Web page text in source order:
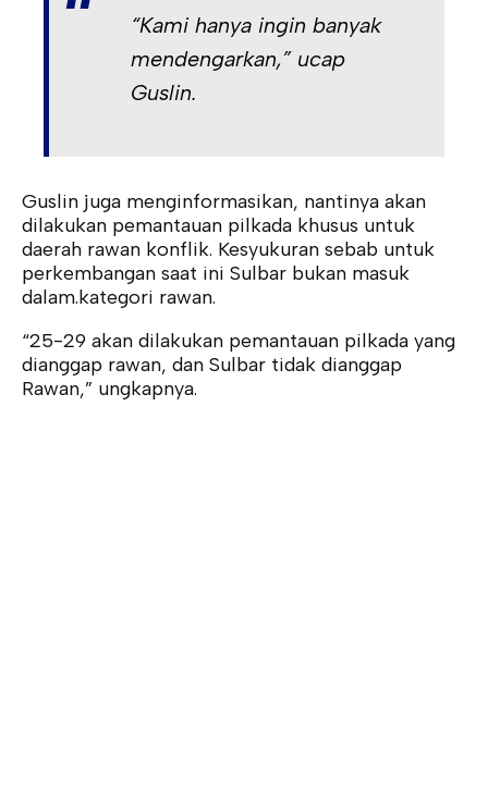
“Kami hanya ingin banyak
mendengarkan,” ucap
Guslin.
Guslin juga menginformasikan, nantinya akan
dilakukan pemantauan pilkada khusus untuk
daerah rawan konflik. Kesyukuran sebab untuk
perkembangan saat ini Sulbar bukan masuk
dalam.kategori rawan.
“25-29 akan dilakukan pemantauan pilkada yang
dianggap rawan, dan Sulbar tidak dianggap
Rawan,” ungkapnya.